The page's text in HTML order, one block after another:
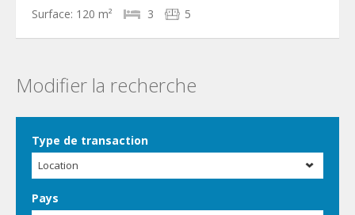
Surface: 120 m² 3 5
Modifier la recherche
Type de transaction
Location
Pays